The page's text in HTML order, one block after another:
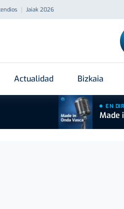
Jaiak 2026
Actualidad Bizkaia
EN
Made